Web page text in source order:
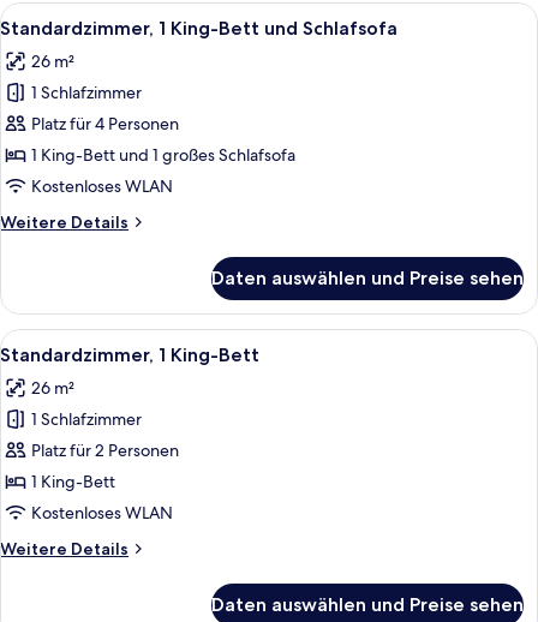
Alle
Fotos
für
Standardzimmer,
1 King-
Bett
und
anzeigen
Ein modernes Hotelzimmer mit
9
Standardzimmer, 1 King-Bett und Schlafsofa
26 m²
1 Schlafzimmer
Platz für 4 Personen
1 King-Bett und 1 großes Schlafsofa
Kostenloses WLAN
Weitere Details
Weitere
1 King-
Bett
und
Daten auswählen und Preise sehen
Alle
Fotos
für
Standardzimmer,
1 King-
Bett
anzeigen
Ein Hotelzimmer mit einem großen
8
Standardzimmer, 1 King-Bett
26 m²
1 Schlafzimmer
Platz für 2 Personen
1 King-Bett
Kostenloses WLAN
Weitere Details
Weitere
Daten auswählen und Preise sehen